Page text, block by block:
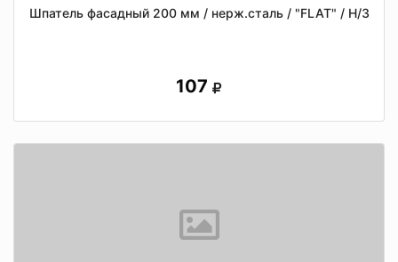
Шпатель фасадный 200 мм / нерж.сталь / "FLAT" / Н/З
107